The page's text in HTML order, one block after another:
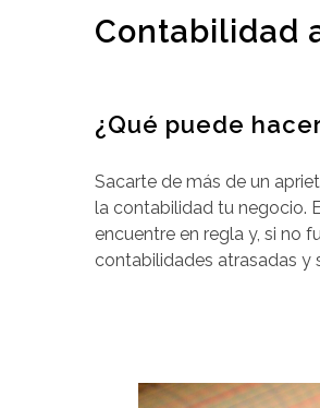
Contabilidad
¿Qué puede
Sacarte de más de un
la contabilidad tu negocio.
encuentre en regla y, si no
contabilidades atrasadas y